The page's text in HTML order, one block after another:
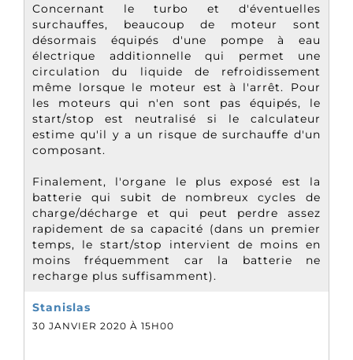
Concernant le turbo et d'éventuelles
surchauffes, beaucoup de moteur sont
désormais équipés d'une pompe à eau
électrique additionnelle qui permet une
circulation du liquide de refroidissement
même lorsque le moteur est à l'arrêt. Pour
les moteurs qui n'en sont pas équipés, le
start/stop est neutralisé si le calculateur
estime qu'il y a un risque de surchauffe d'un
composant.
Finalement, l'organe le plus exposé est la
batterie qui subit de nombreux cycles de
charge/décharge et qui peut perdre assez
rapidement de sa capacité (dans un premier
temps, le start/stop intervient de moins en
moins fréquemment car la batterie ne
recharge plus suffisamment).
Stanislas
30 JANVIER 2020 À 15H00